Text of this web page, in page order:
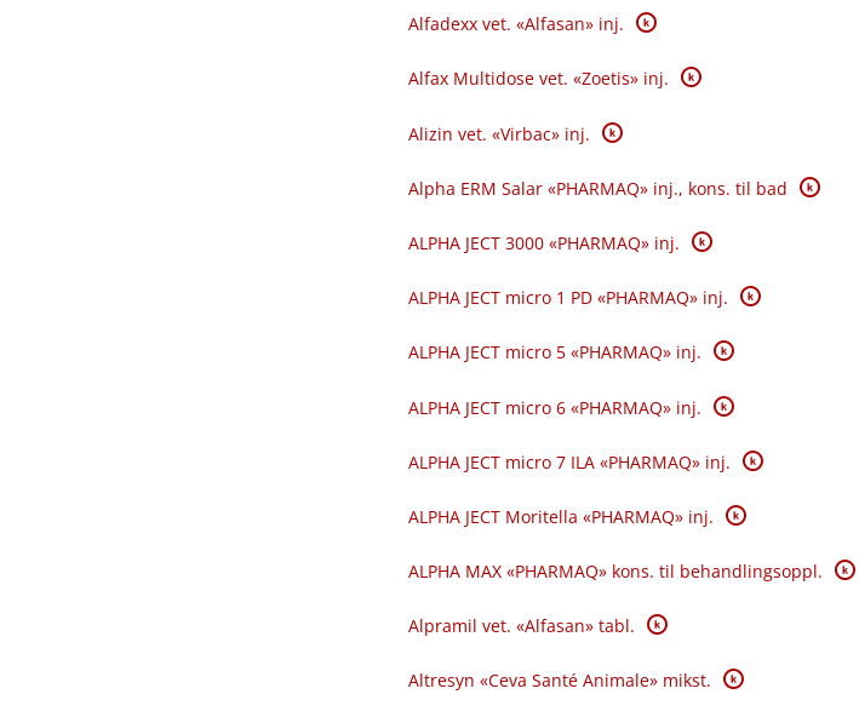
Alfadexx vet. «Alfasan» inj. K
Alfax Multidose vet. «Zoetis» inj. K
Alizin vet. «Virbac» inj. K
Alpha ERM Salar «PHARMAQ» inj., kons. til bad K
ALPHA JECT 3000 «PHARMAQ» inj. K
ALPHA JECT micro 1 PD «PHARMAQ» inj. K
ALPHA JECT micro 5 «PHARMAQ» inj. K
ALPHA JECT micro 6 «PHARMAQ» inj. K
ALPHA JECT micro 7 ILA «PHARMAQ» inj. K
ALPHA JECT Moritella «PHARMAQ» inj. K
ALPHA MAX «PHARMAQ» kons. til behandlingsoppl. K
Alpramil vet. «Alfasan» tabl. K
Altresyn «Ceva Santé Animale» mikst. K